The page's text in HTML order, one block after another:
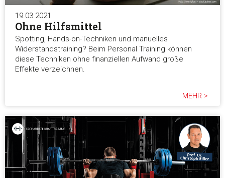
19.03.2021
Ohne Hilfsmittel
Spotting, Hands-on-Techniken und manuelles
Widerstandstraining? Beim Personal Training können
diese Techniken ohne finanziellen Aufwand große
Effekte verzeichnen.
MEHR >